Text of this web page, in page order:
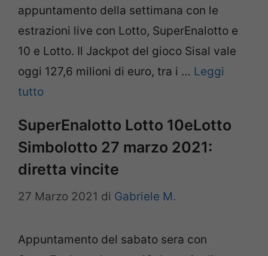
appuntamento della settimana con le
estrazioni live con Lotto, SuperEnalotto e
10 e Lotto. Il Jackpot del gioco Sisal vale
oggi 127,6 milioni di euro, tra i … Leggi
tutto
SuperEnalotto Lotto 10eLotto
Simbolotto 27 marzo 2021:
diretta vincite
27 Marzo 2021 di Gabriele M.
Appuntamento del sabato sera con